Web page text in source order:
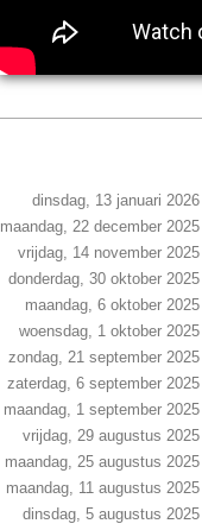
dinsdag, 13 januari 2026
maandag, 22 december 2025
vrijdag, 14 november 2025
donderdag, 30 oktober 2025
maandag, 6 oktober 2025
woensdag, 1 oktober 2025
zondag, 21 september 2025
zaterdag, 6 september 2025
maandag, 1 september 2025
vrijdag, 29 augustus 2025
maandag, 25 augustus 2025
maandag, 11 augustus 2025
dinsdag, 5 augustus 2025